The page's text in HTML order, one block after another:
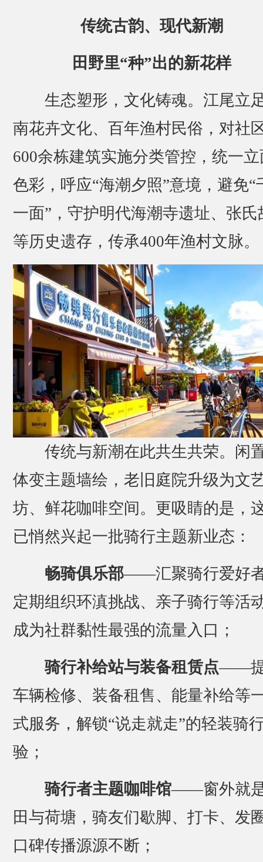
传统古韵、现代新潮
田野里“种”出的新花样
生态塑形，文化铸魂。江尾立
南花卉文化、百年渔村民俗，对社
600余栋建筑实施分类管控，统一立
色彩，呼应“海潮夕照”意境，避免“
一面”，守护明代海潮寺遗址、张氏
等历史遗存，传承400年渔村文脉。
传统与新潮在此共生共荣。闲
体变主题墙绘，老旧庭院升级为文
坊、鲜花咖啡空间。更吸睛的是，
已悄然兴起一批骑行主题新业态：
畅骑俱乐部——汇聚骑行爱好
定期组织环滇挑战、亲子骑行等活
成为社群黏性最强的流量入口；
骑行补给站与装备租赁点——
车辆检修、装备租售、能量补给等
式服务，解锁“说走就走”的轻装骑
验；
骑行者主题咖啡馆——窗外就
田与荷塘，骑友们歇脚、打卡、发
口碑传播源源不断；